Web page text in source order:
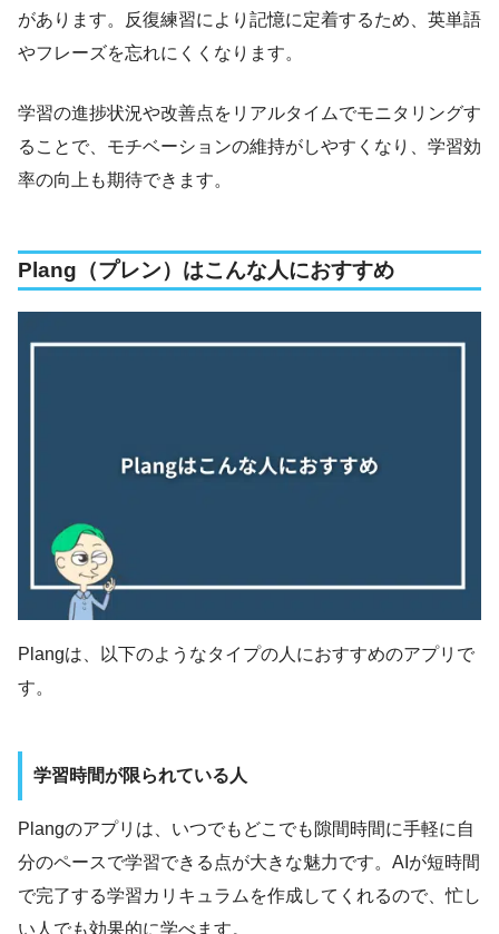
があります。反復練習により記憶に定着するため、英単語
やフレーズを忘れにくくなります。
学習の進捗状況や改善点をリアルタイムでモニタリングす
ることで、モチベーションの維持がしやすくなり、学習効
率の向上も期待できます。
Plang（プレン）はこんな人におすすめ
Plangは、以下のようなタイプの人におすすめのアプリで
す。
学習時間が限られている人
Plangのアプリは、いつでもどこでも隙間時間に手軽に自
分のペースで学習できる点が大きな魅力です。AIが短時間
で完了する学習カリキュラムを作成してくれるので、忙し
い人でも効果的に学べます。